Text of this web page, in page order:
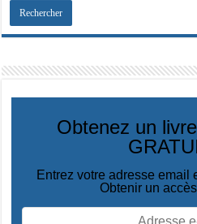
Obtenez un
Entrez votre adresse email
Obtenir un